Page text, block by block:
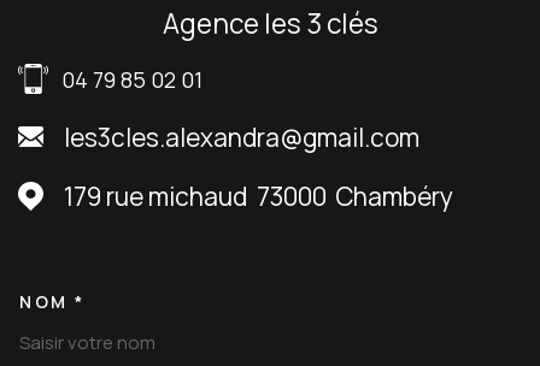
agence les 3 clés
04 79 85 02 01
les3cles.alexandra@gmail.com
179 rue michaud 73000 Chambéry
NOM *